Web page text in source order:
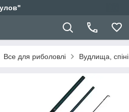
Все для риболовлі Вудлища,